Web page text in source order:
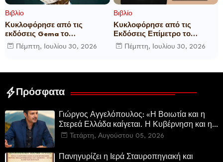
Βιβλίο
Κυκλοφόρησε από τις
εκδόσεις Gema το
μυθιστόρημα του γνωστού
δημοσιογράφου Γεώργιου Θ.
Πέμπτη, Ιουλίου 30, 2026
Βιβλίο
Κυκλοφόρησε από τις
Εκδόσεις Επίμετρο το
αστυνομικό μυθιστόρημα της
Κατερίνας Πανούση Οι ρόλοι
Πέμπτη, Ιουλίου 30, 2026
Πρόσφατα
Γιώργος Αγγελόπουλος: «Η Βοιωτία και η
Στερεά Ελλάδα καίγεται. Η Κυβέρνηση και η
Περιφερειακή Αρχή αυτοθαυμάζονται.»
Τετάρτη, Αυγούστου 05, 2026
Πανηγυρίζει η Ιερά Σταυροπηγιακή και